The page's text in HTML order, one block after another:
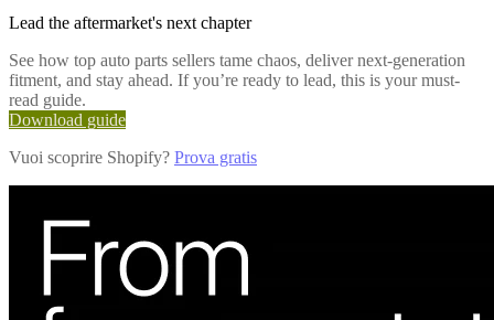
Lead the aftermarket's next chapter
See how top auto parts sellers tame chaos, deliver next-generation
fitment, and stay ahead. If you’re ready to lead, this is your must-
read guide.
Download guide
Vuoi scoprire Shopify? Prova gratis